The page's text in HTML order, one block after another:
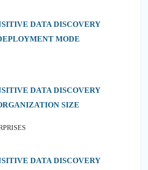
DATA DISCOVERY
MODE
DATA DISCOVERY
SIZE
DATA DISCOVERY